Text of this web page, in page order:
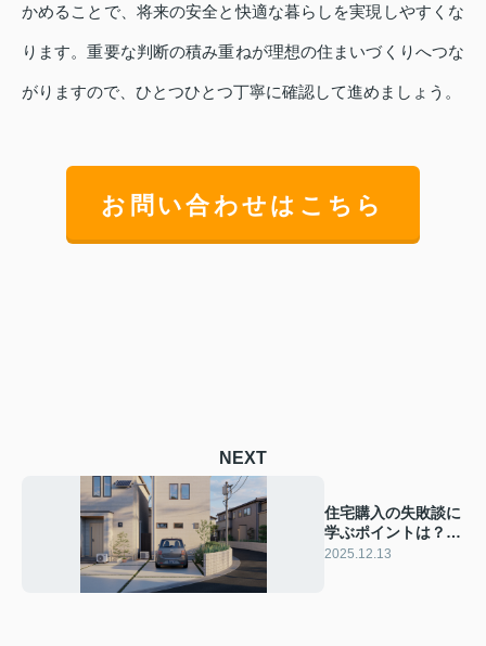
かめることで、将来の安全と快適な暮らしを実現しやすくな
ります。重要な判断の積み重ねが理想の住まいづくりへつな
がりますので、ひとつひとつ丁寧に確認して進めましょう。
お問い合わせはこちら
NEXT
住宅購入の失敗談に
学ぶポイントは？光
熱費や維持費騒音匂
2025.12.13